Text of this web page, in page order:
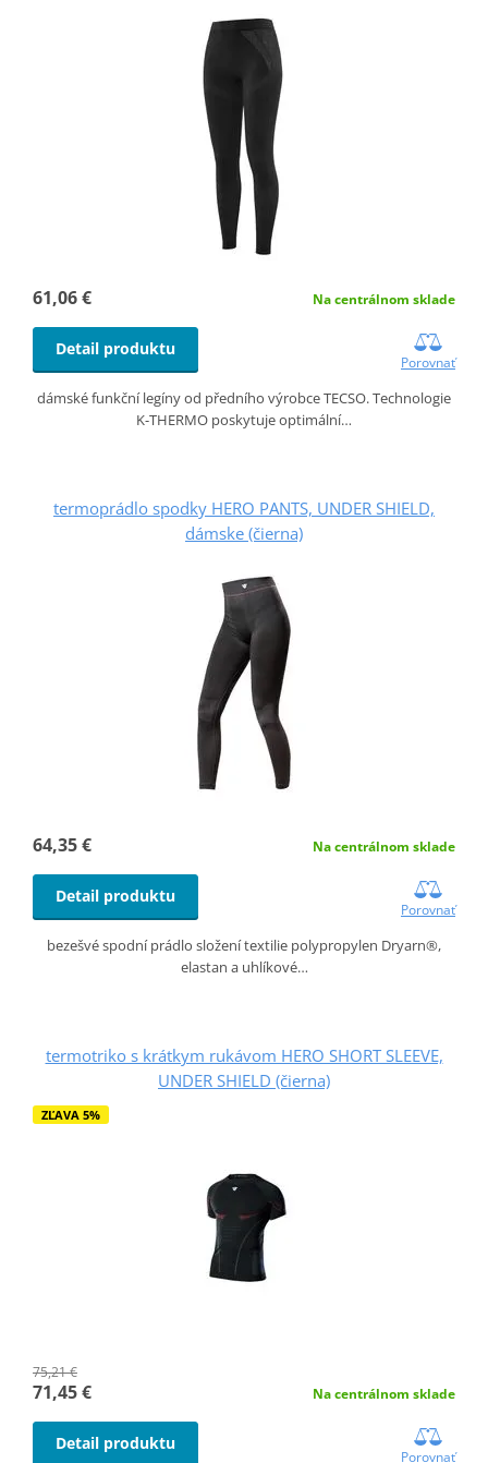
61,06 € Na centrálnom sklade
Detail produktu
Porovnať
dámské funkční legíny od předního výrobce TECSO. Technologie
K-THERMO poskytuje optimální…
termoprádlo spodky HERO PANTS, UNDER SHIELD,
dámske (čierna)
64,35 € Na centrálnom sklade
Detail produktu
Porovnať
bezešvé spodní prádlo složení textilie polypropylen Dryarn®,
elastan a uhlíkové…
termotriko s krátkym rukávom HERO SHORT SLEEVE,
UNDER SHIELD (čierna)
ZĽAVA 5%
75,21 €
71,45 € Na centrálnom sklade
Detail produktu
Porovnať